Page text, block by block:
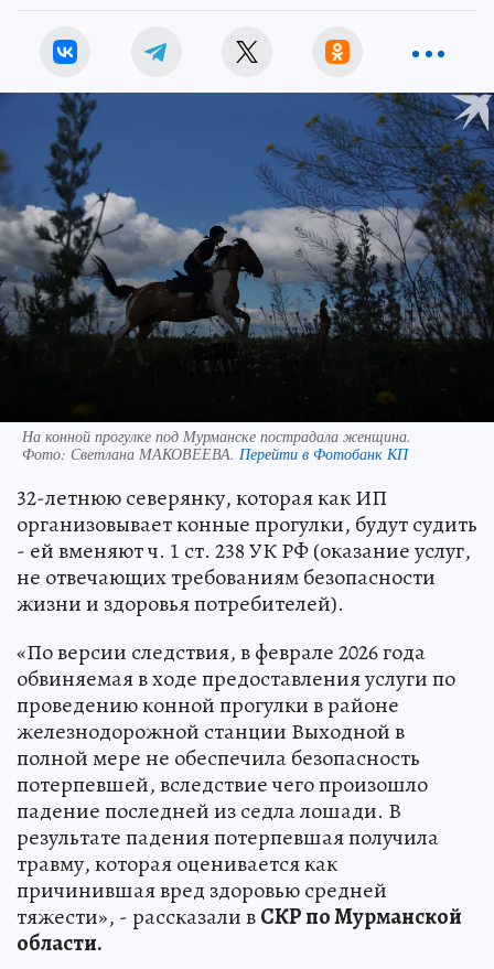
На конной прогулке под Мурманске пострадала женщина.
Фото: Светлана МАКОВЕЕВА. Перейти в Фотобанк КП
32-летнюю северянку, которая как ИП
организовывает конные прогулки, будут судить
- ей вменяют ч. 1 ст. 238 УК РФ (оказание услуг,
не отвечающих требованиям безопасности
жизни и здоровья потребителей).
«По версии следствия, в феврале 2026 года
обвиняемая в ходе предоставления услуги по
проведению конной прогулки в районе
железнодорожной станции Выходной в
полной мере не обеспечила безопасность
потерпевшей, вследствие чего произошло
падение последней из седла лошади. В
результате падения потерпевшая получила
травму, которая оценивается как
причинившая вред здоровью средней
тяжести», - рассказали вСКР по Мурманской
области.